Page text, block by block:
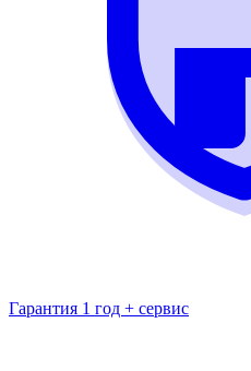
Гарантия 1 год + сервис